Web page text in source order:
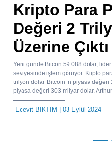
Kripto Para
Değeri 2
Üzerine Çıktı
Yeni günde Bitcon 59.088 dolar,
seviyesinde işlem görüyor. Kripto
trilyon dolar. Bitcoin’in piyasa değeri
piyasa değeri 303 milyar dolar. Arthur...
Ecevit BIKTIM | 03 Eylül 2024